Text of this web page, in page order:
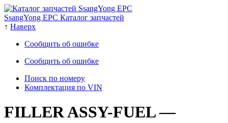
SsangYong EPC Каталог запчастей
↑ Наверх
Сообщить об ошибке
Сообщить об ошибке
Поиск по номеру
Комплектация по VIN
FILLER ASSY-FUEL—